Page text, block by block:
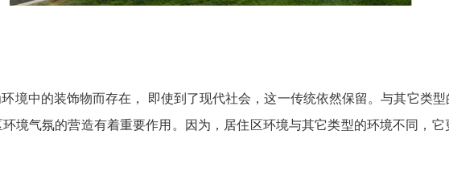
境中的装饰物而存在， 即使到了现代社会，这一传统依然保留。与其它类
境气氛的营造有着重要作用。因为，居住区环境与其它类型的环境不同，